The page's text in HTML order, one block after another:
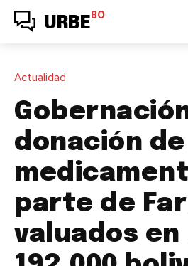
URBE BO
Actualidad
donación de
parte de
valuados en